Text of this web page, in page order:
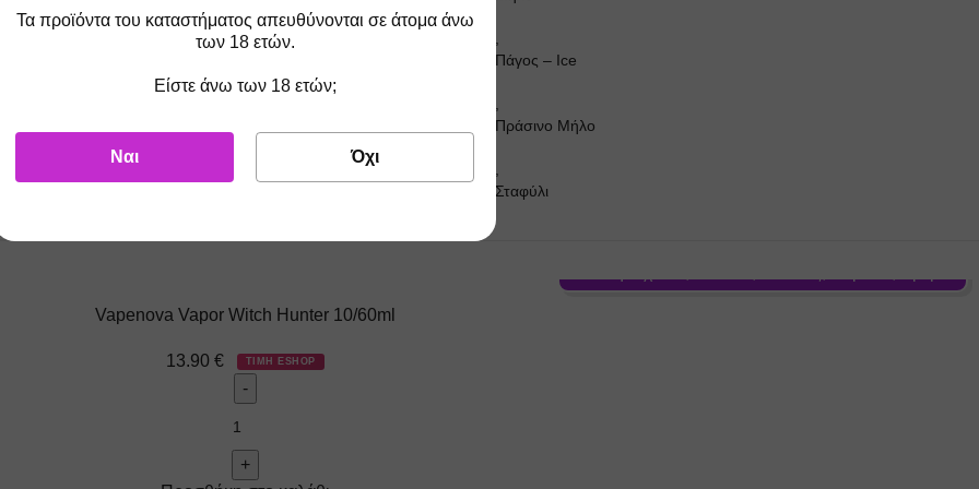
Τα προϊόντα του καταστήματος απευθύνονται σε άτομα άνω
των 18 ετών.
Είστε άνω των 18 ετών;
Ναι Όχι
Πάγος – Ιce
Πράσινο Μήλο
Σταφύλι
Vapenova Vapor Witch Hunter 10/60ml
13.90 € ΤΙΜΗ ESHOP